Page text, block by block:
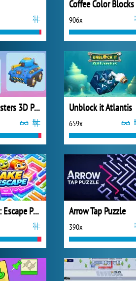
Coffee Color Blocks
906x
Screw Masters 3D Puzzle Unblock it Atlantis
659x
Snake Go: Escape Puzzle Arrow Tap Puzzle
390x